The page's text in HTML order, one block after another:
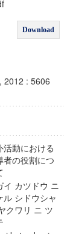
Download
2012 : 5606
活動における
者の役割につ
イ カツドウ ニ
ル シドウシャ
クワリ ニ ツ